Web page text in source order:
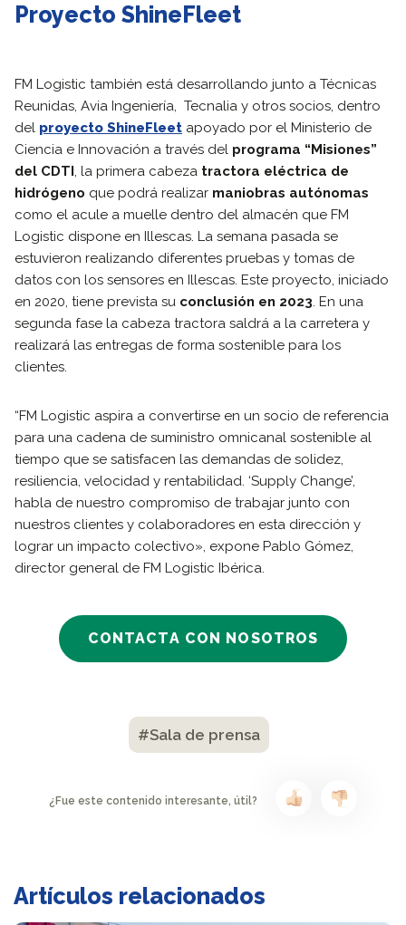
Proyecto ShineFleet
FM Logistic también está desarrollando junto a Técnicas
Reunidas, Avia Ingeniería, Tecnalia y otros socios, dentro
del proyecto ShineFleet apoyado por el Ministerio de
Ciencia e Innovación a través del programa “Misiones”
del CDTI , la primera cabeza tractora eléctrica de
hidrógeno que podrá realizar maniobras autónomas
como el acule a muelle dentro del almacén que FM
Logistic dispone en Illescas. La semana pasada se
estuvieron realizando diferentes pruebas y tomas de
datos con los sensores en Illescas. Este proyecto, iniciado
en 2020, tiene prevista su conclusión en 2023. En una
segunda fase la cabeza tractora saldrá a la carretera y
realizará las entregas de forma sostenible para los
clientes.
“FM Logistic aspira a convertirse en un socio de referencia
para una cadena de suministro omnicanal sostenible al
tiempo que se satisfacen las demandas de solidez,
resiliencia, velocidad y rentabilidad. ‘Supply Change’,
habla de nuestro compromiso de trabajar junto con
nuestros clientes y colaboradores en esta dirección y
lograr un impacto colectivo», expone Pablo Gómez,
director general de FM Logistic Ibérica.
CONTACTA CON NOSOTROS
#Sala de prensa
¿Fue este contenido interesante, útil?
Artículos relacionados